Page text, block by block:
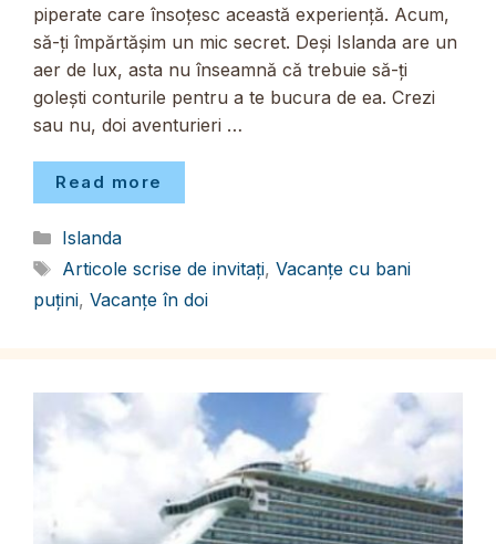
piperate care însoțesc această experiență. Acum,
să-ți împărtășim un mic secret. Deși Islanda are un
aer de lux, asta nu înseamnă că trebuie să-ți
golești conturile pentru a te bucura de ea. Crezi
sau nu, doi aventurieri …
Read more
Categorii
Islanda
Etichete
Articole scrise de invitați, Vacanțe cu bani
puțini, Vacanțe în doi